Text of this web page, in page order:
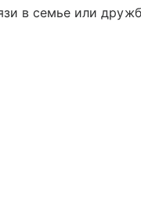
в семье или